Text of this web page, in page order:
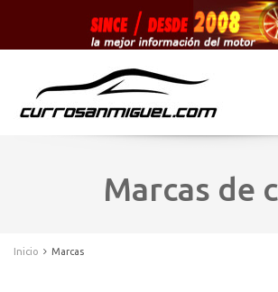
Marcas de
Inicio Marcas